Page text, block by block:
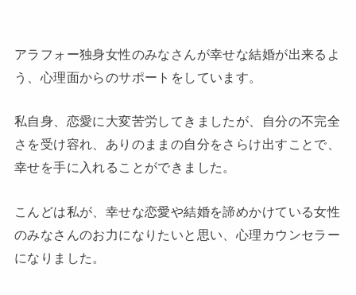
アラフォー独身女性のみなさんが幸せな結婚が出来るよ
う、心理面からのサポートをしています。
私自身、恋愛に大変苦労してきましたが、自分の不完全
さを受け容れ、ありのままの自分をさらけ出すことで、
幸せを手に入れることができました。
こんどは私が、幸せな恋愛や結婚を諦めかけている女性
のみなさんのお力になりたいと思い、心理カウンセラー
になりました。